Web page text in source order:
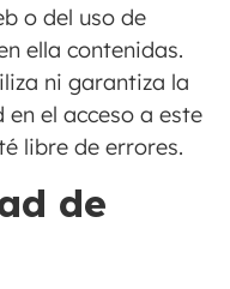
o del uso de
ella contenidas.
ni garantiza la
el acceso a este
libre de errores.
de